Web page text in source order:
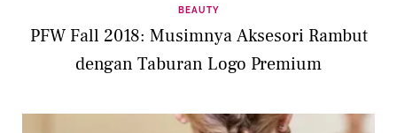
BEAUTY
PFW Fall 2018: Musimnya Aksesori Rambut
dengan Taburan Logo Premium